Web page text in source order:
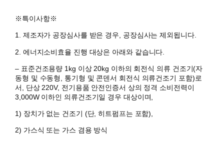
※특이사항※
1. 제조자가 공장심사를 받은 경우, 공장심사는 제외됩니다.
2. 에너지소비효율 진행 대상은 아래와 같습니다.
– 표준건조용량 1kg 이상 20kg 이하의 회전식 의류 건조기(자
동형 및 수동형, 통기형 및 콘덴서 회전식 의류건조기 포함)로
서, 단상 220V, 전기용품 안전인증서 상의 정격 소비전력이
3,000W 이하인 의류건조기일 경우 대상이며,
1) 장치가 없는 건조기 (단, 히트펌프는 포함),
2) 가스식 또는 가스 겸용 방식